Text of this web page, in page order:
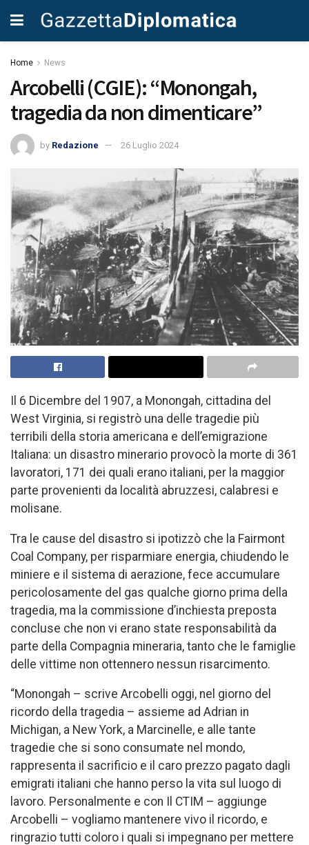
Home News
Arcobelli (CGIE): “Monongah,
tragedia da non dimenticare”
by Redazione 26 Luglio 2024
Il 6 Dicembre del 1907, a Monongah, cittadina del
West Virginia, si registrò una delle tragedie più
terribili della storia americana e dell’emigrazione
Italiana: un disastro minerario provocò la morte di 361
lavoratori, 171 dei quali erano italiani, per la maggior
parte provenienti da località abruzzesi, calabresi e
molisane.
Tra le cause del disastro si ipotizzò che la Fairmont
Coal Company, per risparmiare energia, chiudendo le
miniere e il sistema di aerazione, fece accumulare
pericolosamente del gas qualche giorno prima della
tragedia, ma la commissione d’inchiesta preposta
concluse che non vi erano state responsabilità da
parte della Compagnia mineraria, tanto che le famiglie
delle vittime non ottennero nessun risarcimento.
“Monongah – scrive Arcobelli oggi, nel giorno del
ricordo della tragedia – assieme ad Adrian in
Michigan, a New York, a Marcinelle, e alle tante
tragedie che si sono consumate nel mondo,
rappresenta il sacrificio e il caro prezzo pagato dagli
emigrati italiani che hanno perso la vita sul luogo di
lavoro. Personalmente e con Il CTIM – aggiunge
Arcobelli – vogliamo mantenere vivo il ricordo, e
ringrazio tutti coloro i quali si impegnano per mettere